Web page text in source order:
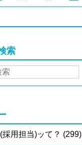
索
採用担当)ッて？ (299)